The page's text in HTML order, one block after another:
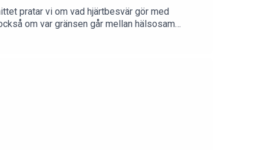
pratar vi om vad hjärtbesvär gör med
om var gränsen går mellan hälsosam
farligt och hur man ska tänka kring hög puls,
– och på influencerrådet till kvinnor 50+
till Spring med Petra & CO! Mejla